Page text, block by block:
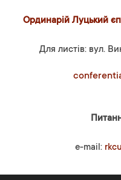
Ординарій Луцький
Для листів: вул.
e-mail: